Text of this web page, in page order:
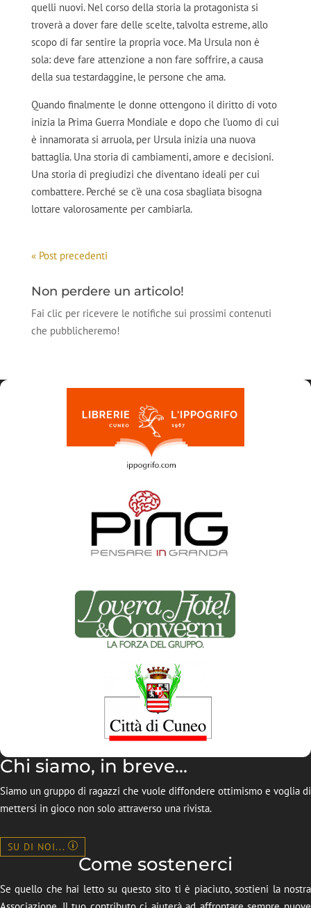
quelli nuovi. Nel corso della storia la protagonista si
troverà a dover fare delle scelte, talvolta estreme, allo
scopo di far sentire la propria voce. Ma Ursula non è
sola: deve fare attenzione a non fare soffrire, a causa
della sua testardaggine, le persone che ama.
Quando finalmente le donne ottengono il diritto di voto
inizia la Prima Guerra Mondiale e dopo che l’uomo di cui
è innamorata si arruola, per Ursula inizia una nuova
battaglia. Una storia di cambiamenti, amore e decisioni.
Una storia di pregiudizi che diventano ideali per cui
combattere. Perché se c’è una cosa sbagliata bisogna
lottare valorosamente per cambiarla.
« Post precedenti
Non perdere un articolo!
Fai clic per ricevere le notifiche sui prossimi contenuti
che pubblicheremo!
Chi siamo, in breve...
Siamo un gruppo di ragazzi che vuole diffondere ottimismo e voglia di
mettersi in gioco non solo attraverso una rivista.
SU DI NOI...
Come sostenerci
Se quello che hai letto su questo sito ti è piaciuto, sostieni la nostra